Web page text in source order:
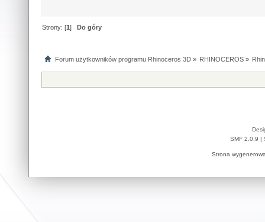
Strony: [1]Do góry
Forum użytkowników programu Rhinoceros 3D» RHINOCEROS»
SMF 2.0.9
Strona